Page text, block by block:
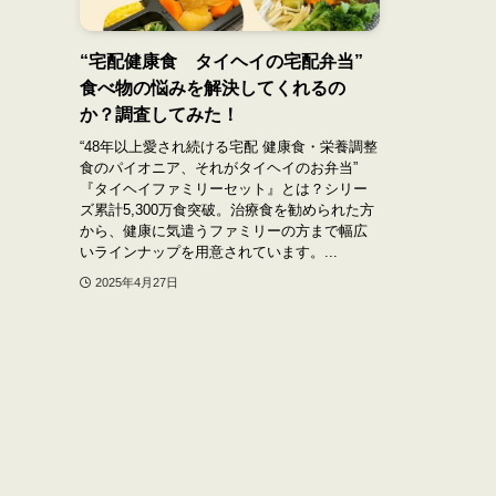
“宅配健康食 タイヘイの宅配弁当”
食べ物の悩みを解決してくれるの
か？調査してみた！
“48年以上愛され続ける宅配 健康食・栄養調整
食のパイオニア、それがタイヘイのお弁当”
『タイヘイファミリーセット』とは？シリー
ズ累計5,300万食突破。治療食を勧められた方
から、健康に気遣うファミリーの方まで幅広
いラインナップを用意されています。...
2025年4月27日